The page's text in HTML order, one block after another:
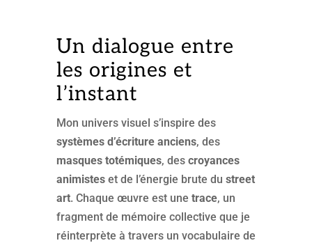
Un dialogue entre
les origines et
l’instant
Mon univers visuel s’inspire des
systèmes d’écriture anciens, des
masques totémiques, des croyances
animisteset de l’énergie brute du street
art. Chaque œuvre est une trace, un
fragment de mémoire collective que je
réinterprète à travers un vocabulaire de